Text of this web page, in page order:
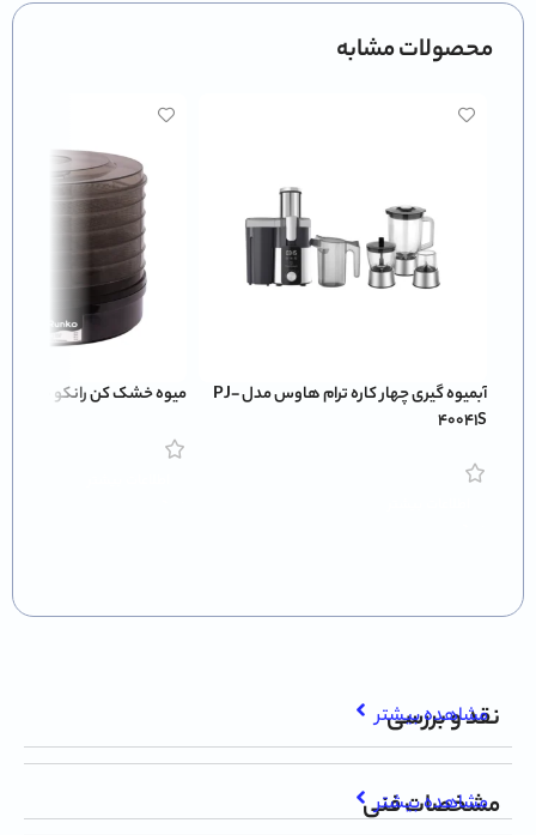
محصولات مشابه
آبمیوه گیری چهار کاره ترام هاوس مدل PJ-
40041S
میوه خشک کن رانکو RK-660
نقد و بررسی
مشاهده بیشتر
مشخصات فنی
مشاهده بیشتر